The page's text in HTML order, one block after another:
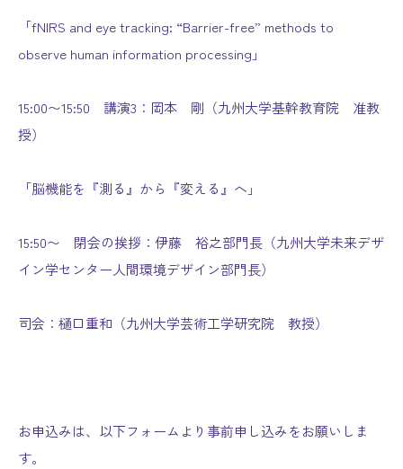
「fNIRS and eye tracking: “Barrier-free” methods to
observe human information processing」
15:00〜15:50 講演3：岡本 剛（九州大学基幹教育院 准教
授）
「脳機能を『測る』から『変える』へ」
15:50〜 閉会の挨拶：伊藤 裕之部門長（九州大学未来デザ
イン学センター人間環境デザイン部門長）
司会：樋口重和（九州大学芸術工学研究院 教授）
お申込みは、以下フォームより事前申し込みをお願いしま
す。